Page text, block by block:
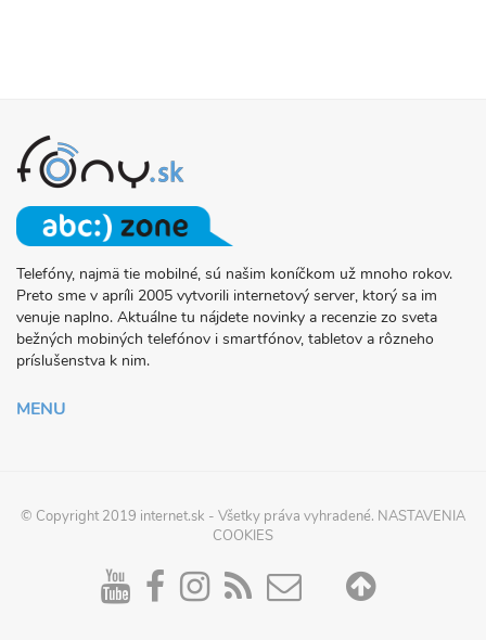
O
PROJEKTE
FONY.SK
Telefóny, najmä tie mobilné, sú našim koníčkom už mnoho rokov.
Preto sme v apríli 2005 vytvorili internetový server, ktorý sa im
venuje naplno. Aktuálne tu nájdete novinky a recenzie zo sveta
bežných mobiných telefónov i smartfónov, tabletov a rôzneho
príslušenstva k nim.
MENU
© Copyright 2019 internet.sk - Všetky práva vyhradené. NASTAVENIA
COOKIES